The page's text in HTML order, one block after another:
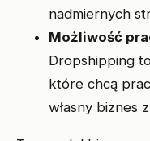
nadmiernych
Możliwość
Dropshipping
które chcą
własny biznes